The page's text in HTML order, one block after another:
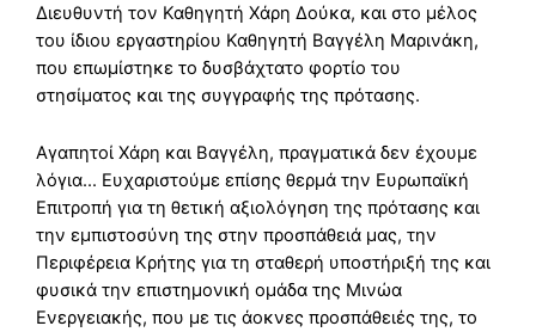
Διευθυντή τον Καθηγητή Χάρη Δούκα, και στο μέλος
του ίδιου εργαστηρίου Καθηγητή Βαγγέλη Μαρινάκη,
που επωμίστηκε το δυσβάχτατο φορτίο του
στησίματος και της συγγραφής της πρότασης.
Αγαπητοί Χάρη και Βαγγέλη, πραγματικά δεν έχουμε
λόγια… Ευχαριστούμε επίσης θερμά την Ευρωπαϊκή
Επιτροπή για τη θετική αξιολόγηση της πρότασης και
την εμπιστοσύνη της στην προσπάθειά μας, την
Περιφέρεια Κρήτης για τη σταθερή υποστήριξή της και
φυσικά την επιστημονική ομάδα της Μινώα
Ενεργειακής, που με τις άοκνες προσπάθειές της, το